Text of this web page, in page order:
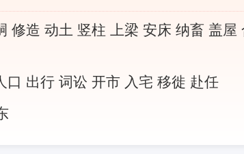
修造 动土 竖柱 上梁 安床 纳畜 盖屋
口 出行 词讼 开市 入宅 移徙 赴任